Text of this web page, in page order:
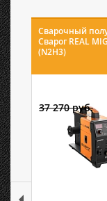
Сварочный
Сварог REAL
(N2H3)
37 270 руб.